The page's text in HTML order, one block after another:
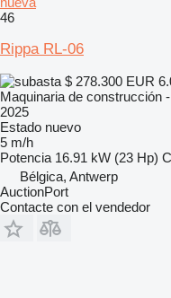
46
Rippa RL-06
$ 278.300 EUR
Maquinaria de construcción
2025
Estado nuevo
5 m/h
Potencia 16.91 kW (23 Hp)
Bélgica, Antwerp
AuctionPort
Contacte con el vendedor